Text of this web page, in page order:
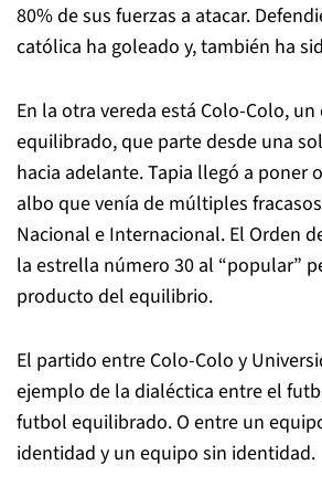
80% de sus fuerzas a atacar.
católica ha goleado y, también ha
En la otra vereda está Colo-Colo,
equilibrado, que parte desde una
hacia adelante. Tapia llegó a poner
albo que venía de múltiples
Nacional e Internacional. El Orden
la estrella número 30 al “popular”
producto del equilibrio.
El partido entre Colo-Colo y
ejemplo de la dialéctica entre el
futbol equilibrado. O entre un
identidad y un equipo sin identidad.